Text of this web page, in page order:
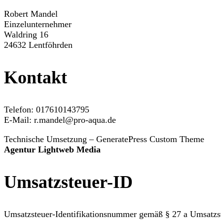
Robert Mandel
Einzelunternehmer
Waldring 16
24632 Lentföhrden
Kontakt
Telefon: 017610143795
E-Mail: r.mandel@pro-aqua.de
Technische Umsetzung – GeneratePress Custom Theme
Agentur Lightweb Media
Umsatzsteuer-ID
Umsatzsteuer-Identifikationsnummer gemäß § 27 a